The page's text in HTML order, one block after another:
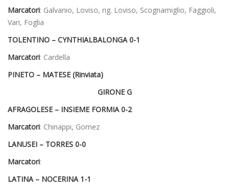
Marcatori: Galvanio, Loviso, rig. Loviso, Scognamiglio, Faggioli,
Vari, Foglia
TOLENTINO – CYNTHIALBALONGA 0-1
Marcatori: Cardella
PINETO – MATESE (Rinviata)
GIRONE G
AFRAGOLESE – INSIEME FORMIA 0-2
Marcatori: Chinappi, Gomez
LANUSEI – TORRES 0-0
Marcatori:
LATINA – NOCERINA 1-1